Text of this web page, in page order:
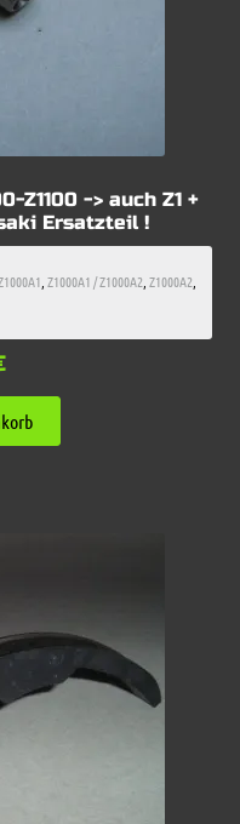
Z1100 -> auch Z1 +
Ersatzteil !
,Z1000A1 / Z1000A2,Z1000A2,